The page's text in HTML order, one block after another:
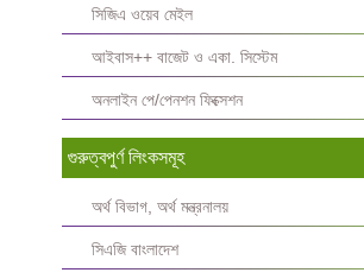
সিজিএ ওয়েব মেইল
আইবাস++ বাজেট ও একা. সিস্টেম
অনলাইন পে/পেনশন ফিক্সেশন
গুরুত্বপুর্ণ লিংকসমূহ
অর্থ বিভাগ, অর্থ মন্ত্রনালয়
সিএজি বাংলাদেশ